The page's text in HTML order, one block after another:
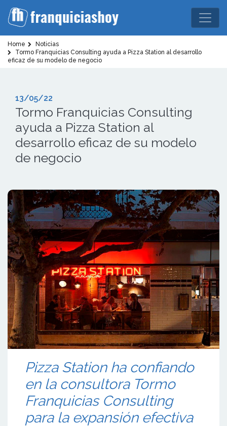
Home
Noticias
Tormo Franquicias Consulting ayuda a Pizza Station al desarrollo
eficaz de su modelo de negocio
13/05/22
Tormo Franquicias Consulting
ayuda a Pizza Station al
desarrollo eficaz de su modelo
de negocio
Pizza Station ha confiando
en la consultora Tormo
Franquicias Consulting
para la expansión efectiva